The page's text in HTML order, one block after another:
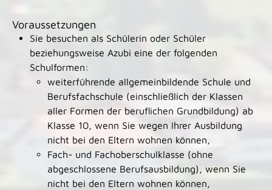
Voraussetzungen
Sie besuchen als Schülerin oder Schüler
beziehungsweise Azubi eine der folgenden
Schulformen:
weiterführende allgemeinbildende Schule und
Berufsfachschule (einschließlich der Klassen
aller Formen der beruflichen Grundbildung) ab
Klasse 10, wenn Sie wegen Ihrer Ausbildung
nicht bei den Eltern wohnen können,
Fach- und Fachoberschulklasse (ohne
abgeschlossene Berufsausbildung), wenn Sie
nicht bei den Eltern wohnen können,